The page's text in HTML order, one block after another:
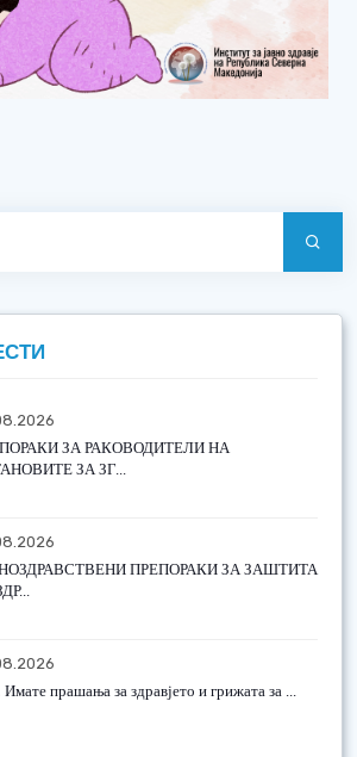
ЗА РАКОВОДИТЕЛИ НА
ЗА ЗГ...
ПРЕПОРАКИ ЗА ЗАШТИТА
прашања за здравјето и грижата за ...